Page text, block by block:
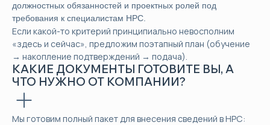
должностных обязанностей и проектных ролей под
требования к специалистам НРС.
Если какой-то критерий принципиально невосполним
«здесь и сейчас», предложим поэтапный план (обучение
→ накопление подтверждений → подача).
КАКИЕ ДОКУМЕНТЫ ГОТОВИТЕ ВЫ, А
ЧТО НУЖНО ОТ КОМПАНИИ?
Мы готовим полный пакет для внесения сведений в НРС: